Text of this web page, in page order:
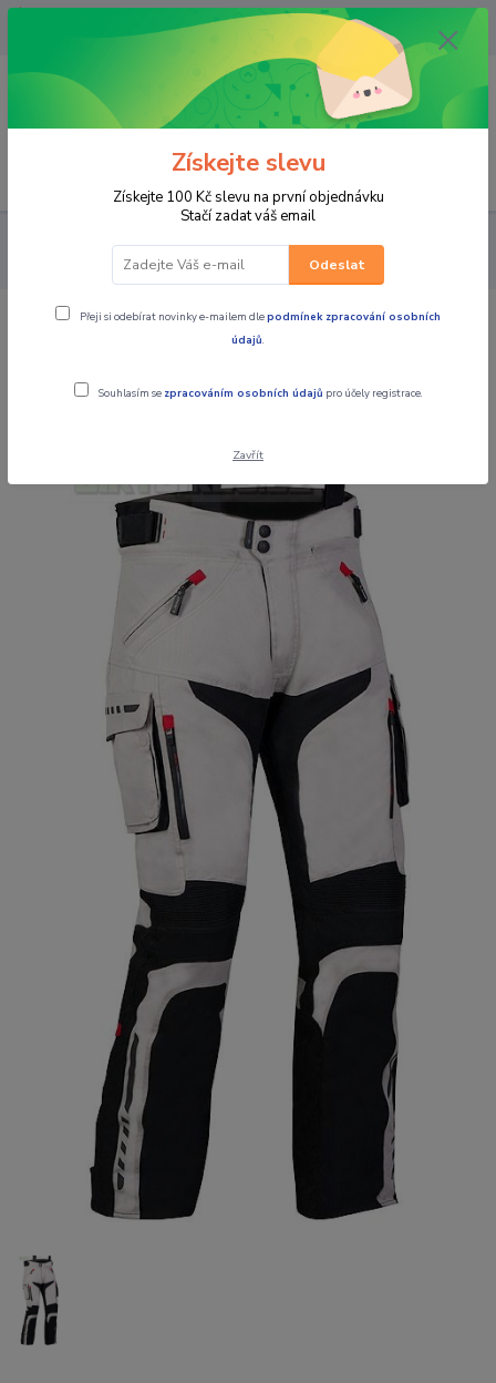
OPAVA 733537099/HLUČÍN
734541648/OLOMOUC 734593593
0,00 CZK
PRO JEZDCE KALHOTY PÁNSKÉ TEXTILNÍ
MBW Pánské
textilní moto kalhoty Felix
MBW Pánské textilní moto kalhoty
Získejte slevu
Získejte 100 Kč slevu na první objednávku
Stačí zadat váš email
Odeslat
Přeji si odebírat novinky e-mailem dlepodmínek zpracování osobních
údajů.
Souhlasím se zpracováním osobních údajů pro účely registrace.
Zavřít